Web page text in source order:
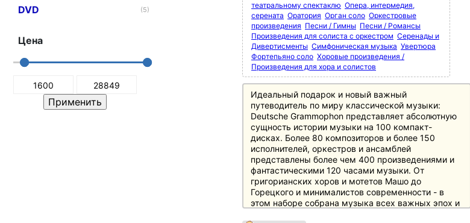
DVD (5)
Цена
театральному спектаклю Опера, интермедия,
серената Оратория Орган соло Оркестровые
произведения Песни / Гимны Песни / Романсы
Произведения для солиста с оркестром Серенады и
Дивертисменты Симфоническая музыка Увертюра
Фортепьяно соло Хоровые произведения /
Произведения для хора и солистов
Идеальный подарок и новый важный
путеводитель по миру классической музыки:
Deutsche Grammophon представляет абсолютную
сущность истории музыки на 100 компакт-
дисках. Более 80 композиторов и более 150
исполнителей, оркестров и ансамблей
представлены более чем 400 произведениями и
фантастическими 120 часами музыки. От
григорианских хоров и мотетов Машо до
Горецкого и минималистов современности - в
этом наборе собрана музыка всех важных эпох и